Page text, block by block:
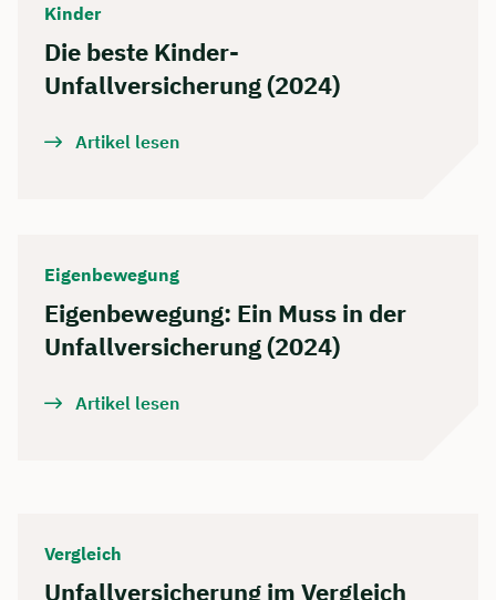
Kinder
Die beste Kinder-
Unfallversicherung (2024)
Artikel lesen
Eigenbewegung
Eigenbewegung: Ein Muss in der
Unfallversicherung (2024)
Artikel lesen
Vergleich
Unfallversicherung im Vergleich